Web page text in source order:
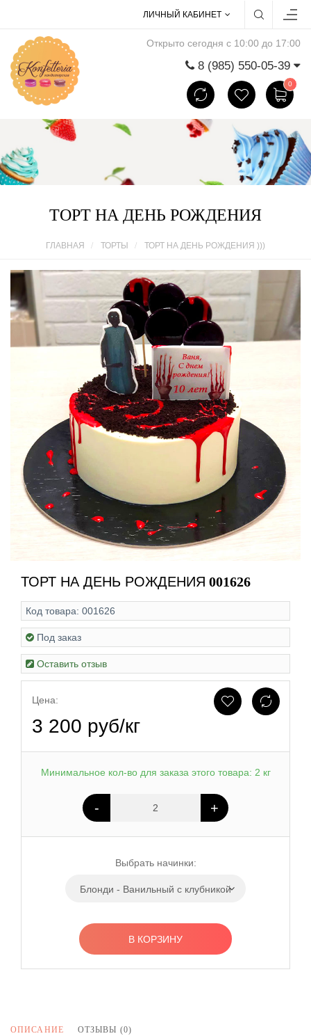
ЛИЧНЫЙ КАБИНЕТ
Открыто сегодня с 10:00 до 17:00
8 (985) 550-05-39
0
ТОРТ НА ДЕНЬ РОЖДЕНИЯ
ГЛАВНАЯ ТОРТЫ ТОРТ НА ДЕНЬ РОЖДЕНИЯ )))
ТОРТ НА ДЕНЬ РОЖДЕНИЯ 001626
Код товара: 001626
Под заказ
Оставить отзыв
Цена:
3 200 руб/кг
Минимальное кол-во для заказа этого товара: 2 кг
- +
Выбрать начинки:
Блонди - Ванильный с клубникой
В КОРЗИНУ
ОПИСАНИЕ ОТЗЫВЫ (0)